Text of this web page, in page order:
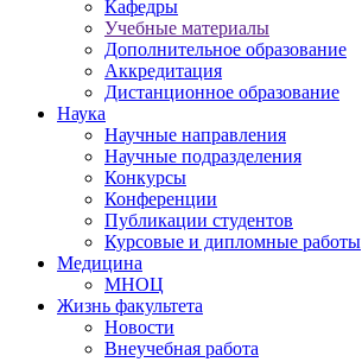
Кафедры
Учебные материалы
Дополнительное образование
Аккредитация
Дистанционное образование
Наука
Научные направления
Научные подразделения
Конкурсы
Конференции
Публикации студентов
Курсовые и дипломные работы
Медицина
МНОЦ
Жизнь факультета
Новости
Внеучебная работа